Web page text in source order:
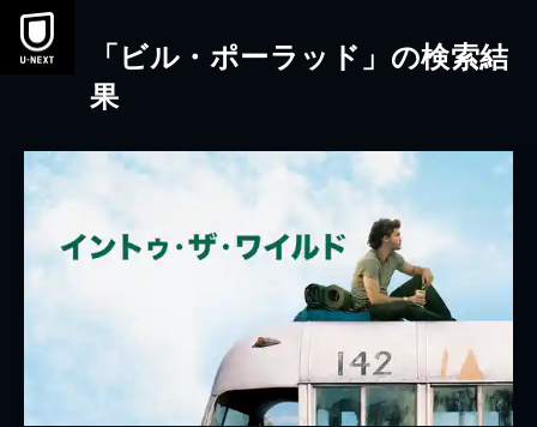
本文へスキップ
「ビル・ポーラッド」の検索結
果